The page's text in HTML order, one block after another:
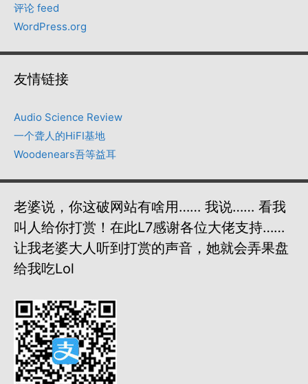
评论 feed
WordPress.org
友情链接
Audio Science Review
一个聋人的HiFI基地
Woodenears吾等益耳
老婆说，你这破网站有啥用…… 我说…… 看我
叫人给你打赏！在此L7感谢各位大佬支持……
让我老婆大人听到打赏的声音，她就会弄果盘
给我吃lol